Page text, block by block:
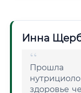
Инна
здоровье